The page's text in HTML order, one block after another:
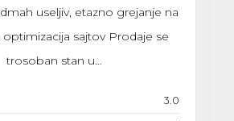
useljiv, etazno grejanje na
optimizacija sajtov Prodaje se
trosoban stan u…
3.0